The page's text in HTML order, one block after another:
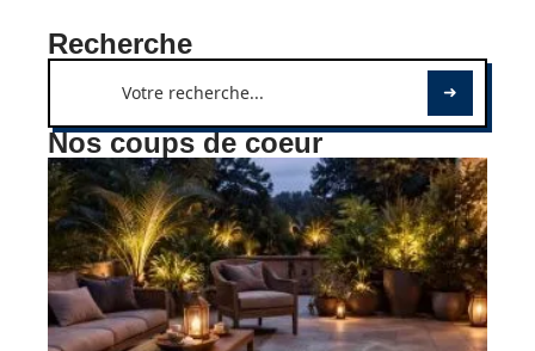
Recherche
Nos coups de coeur